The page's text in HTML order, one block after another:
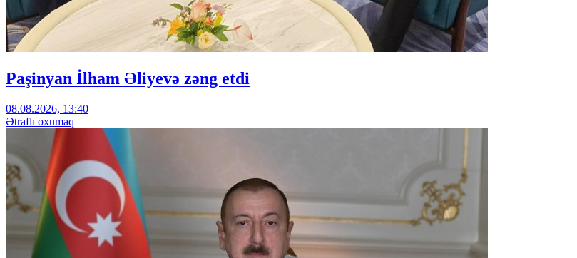
Paşinyan İlham Əliyevə zəng etdi
08.08.2026, 13:40
Ətraflı oxumaq